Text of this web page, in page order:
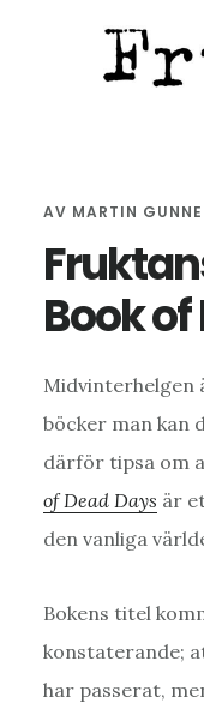
AV MARTIN
Book
Midvinterhelgen
böcker man kan
därför tipsa om
of Dead Days är
den vanliga
Bokens titel
konstaterande;
har passerat,